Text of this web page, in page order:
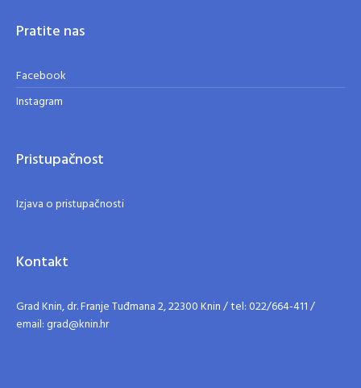
Pratite nas
Facebook
Instagram
Pristupačnost
Izjava o pristupačnosti
Kontakt
Grad Knin, dr. Franje Tuđmana 2, 22300 Knin / tel: 022/664-411 /
email: grad@knin.hr